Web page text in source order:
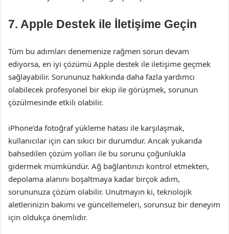
7. Apple Destek ile İletişime Geçin
Tüm bu adımları denemenize rağmen sorun devam
ediyorsa, en iyi çözümü Apple destek ile iletişime geçmek
sağlayabilir. Sorununuz hakkında daha fazla yardımcı
olabilecek profesyonel bir ekip ile görüşmek, sorunun
çözülmesinde etkili olabilir.
iPhone’da fotoğraf yükleme hatası ile karşılaşmak,
kullanıcılar için can sıkıcı bir durumdur. Ancak yukarıda
bahsedilen çözüm yolları ile bu sorunu çoğunlukla
gidermek mümkündür. Ağ bağlantınızı kontrol etmekten,
depolama alanını boşaltmaya kadar birçok adım,
sorununuza çözüm olabilir. Unutmayın ki, teknolojik
aletlerinizin bakımı ve güncellemeleri, sorunsuz bir deneyim
için oldukça önemlidir.